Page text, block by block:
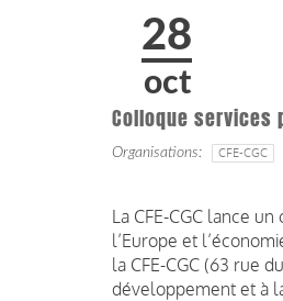
28
oct
Colloque services
Organisations CFE-CGC
La CFE-CGC lance
l’Europe et
la CFE-CGC (63 rue
développement et à